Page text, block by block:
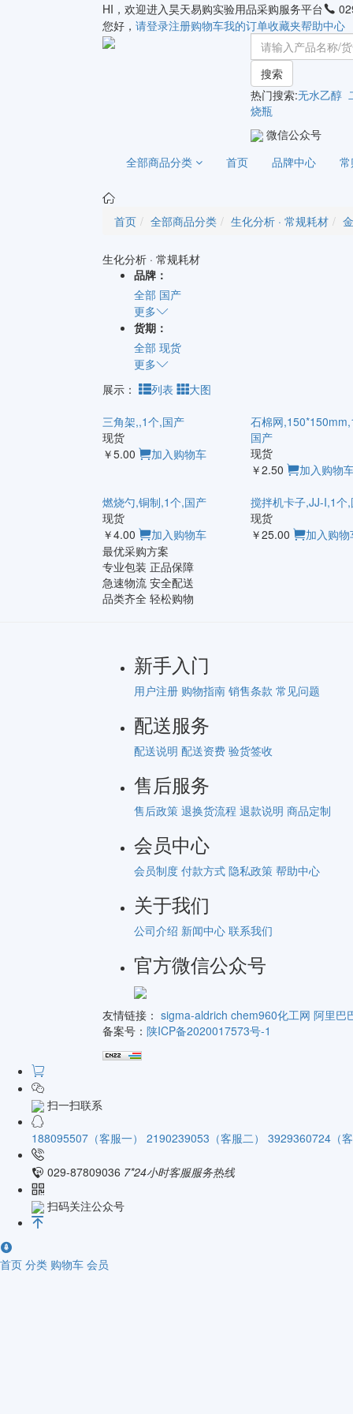
HI，欢迎进入昊天易购实验用品采购服务平台
您好， 请登录注册购物车我的订单收藏夹帮助中心
搜索
热门搜索:无水乙醇
烧瓶
微信公众号
全部商品分类
首页 品牌中心
首页 全部商品分类 生化分析 · 常规耗材
生化分析 · 常规耗材
品牌：
全部 国产
更多
货期：
全部 现货
更多
展示：
列表 大图
三角架,,1个,国产
现货
￥5.00
加入购物车
石棉网
国产
现货
￥2.50
加入购物
燃烧勺,铜制,1个,国产
现货
￥4.00
加入购物车
搅拌机卡子,JJ-I,1个
现货
￥25.00
加入购物
最优采购方案
专业包装 正品保障
急速物流 安全配送
品类齐全 轻松购物
新手入门
用户注册 购物指南 销售条款 常见问题
配送服务
配送说明 配送资费 验货签收
售后服务
售后政策 退换货流程 退款说明 商品定制
会员中心
会员制度 付款方式 隐私政策 帮助中心
关于我们
公司介绍 新闻中心 联系我们
官方微信公众号
友情链接： sigma-aldrich chem960化工网 阿里巴
备案号： 陕ICP备2020017573号-1
扫一扫联系
188095507（客服一） 2190239053（客服二） 3929360724（
029-87809036 7*24小时客服服务热线
扫码关注公众号
首页 分类 购物车 会员